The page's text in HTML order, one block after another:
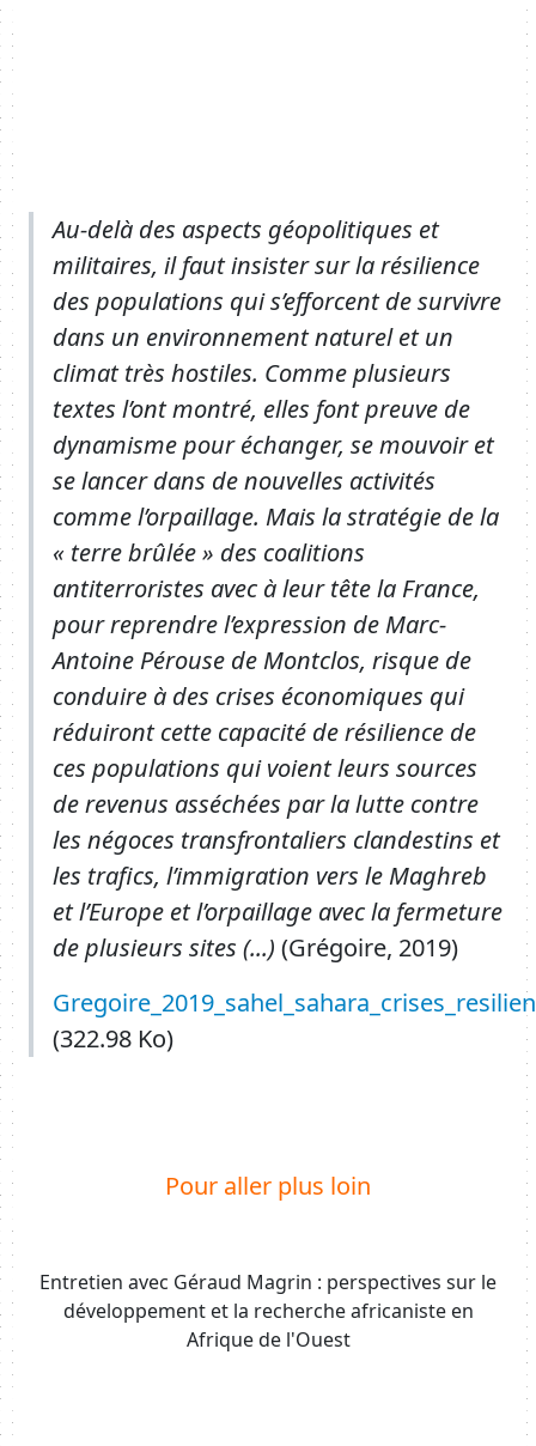
Body
Au-delà des aspects géopolitiques et
militaires, il faut insister sur la résilience
des populations qui s’efforcent de survivre
dans un environnement naturel et un
climat très hostiles. Comme plusieurs
textes l’ont montré, elles font preuve de
dynamisme pour échanger, se mouvoir et
se lancer dans de nouvelles activités
comme l’orpaillage. Mais la stratégie de la
« terre brûlée » des coalitions
antiterroristes avec à leur tête la France,
pour reprendre l’expression de Marc-
Antoine Pérouse de Montclos, risque de
conduire à des crises économiques qui
réduiront cette capacité de résilience de
ces populations qui voient leurs sources
de revenus asséchées par la lutte contre
les négoces transfrontaliers clandestins et
les trafics, l’immigration vers le Maghreb
et l’Europe et l’orpaillage avec la fermeture
de plusieurs sites (...) (Grégoire, 2019)
Document
(322.98 Ko)
Pour aller plus loin
Entretien avec Géraud Magrin : perspectives sur le
développement et la recherche africaniste en
Afrique de l'Ouest